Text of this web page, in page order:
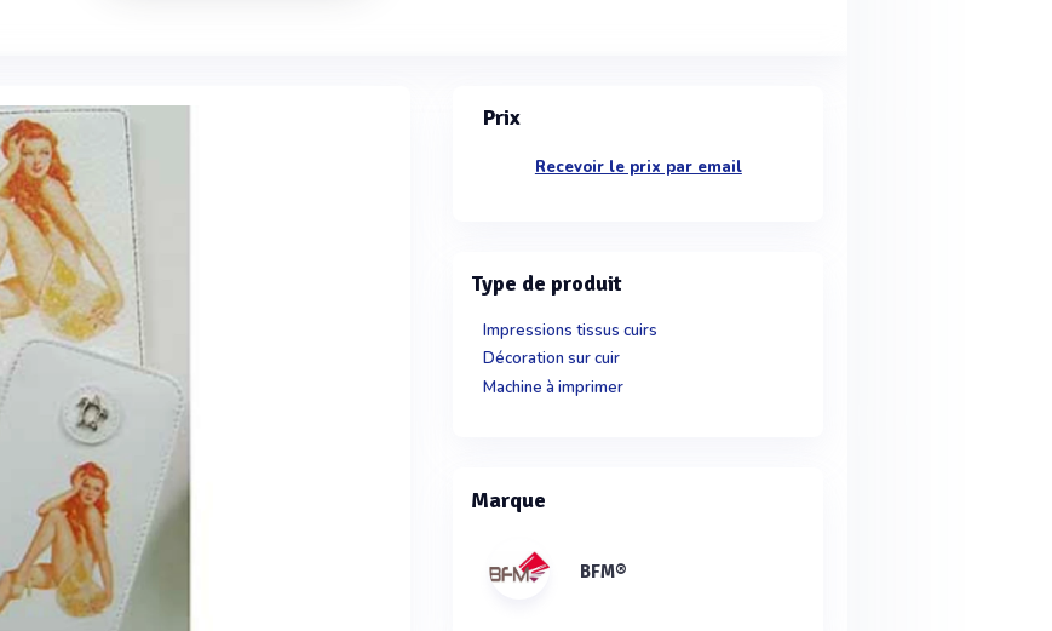
Prix
Recevoir le prix par email
Type de produit
Impressions tissus cuirs
Décoration sur cuir
Machine à imprimer
Marque
BFM®